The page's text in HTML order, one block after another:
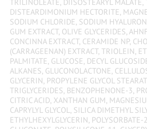
TRILINOLEATE, DIISOSTEARYL MALATE,
DISTEARDIMONIUM HECTORITE,
SODIUM CHLORIDE, SODIUM
GUM EXTRACT, OLIVE GLYCERIDES,
CONCINNA EXTRACT, CERAMIDE NP,
(CARRAGEENAN) EXTRACT, TRIOLEIN,
PALMITATE, GLUCOSE, DECYL
ALKANES, GLUCONOLACTONE,
GLYCERIN, PROPYLENE GLYCOL
TRIGLYCERIDES, BENZOPHENONE-3,
CITRIC ACID, XANTHAN GUM,
CAPRYLYL GLYCOL, SILICA DIMETHYL
ETHYLHEXYLGLYCERIN, POLYSORBATE-